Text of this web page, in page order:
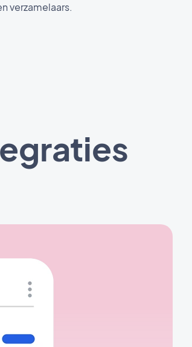
verzamelaars.